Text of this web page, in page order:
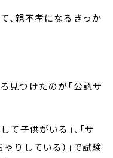
、親不孝になるきっか
見つけたのが「公認サ
て子供がいる」、「サ
りしている）」で試験